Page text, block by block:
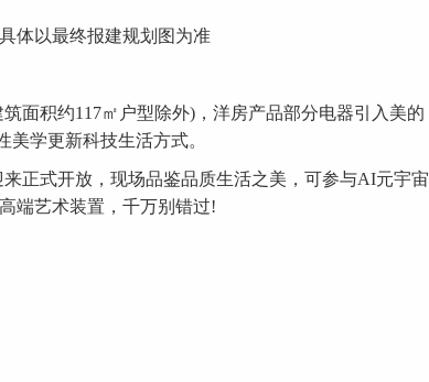
以最终报建规划图为准
积约117㎡户型除外)，洋房产品部分电器引入美的
学更新科技生活方式。
正式开放，现场品鉴品质生活之美，可参与AI元宇宙
端艺术装置，千万别错过!